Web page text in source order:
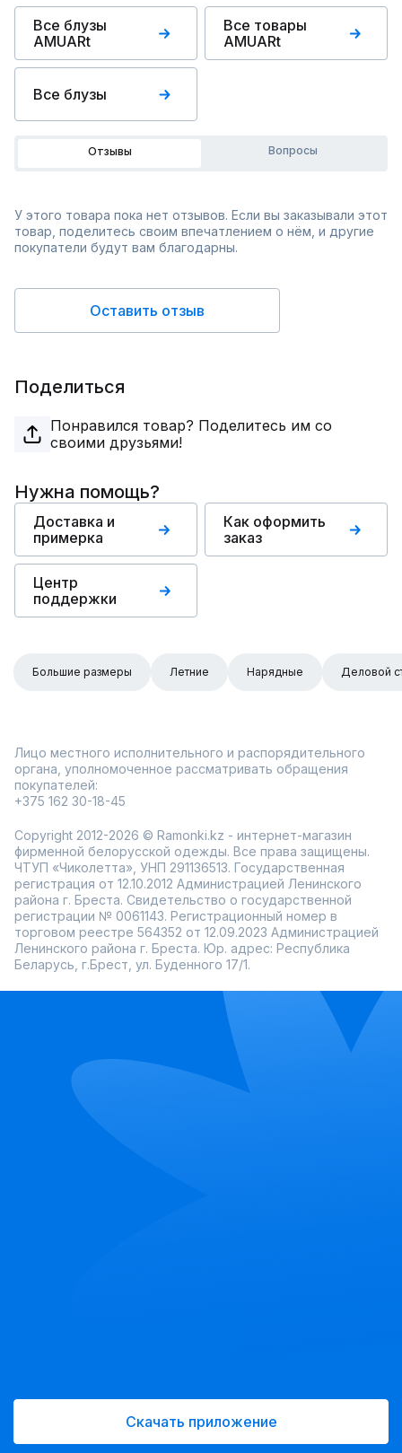
Все блузы
AMUARt
Все товары
AMUARt
Все блузы
Отзывы Вопросы
У этого товара пока нет отзывов. Если вы заказывали этот
товар, поделитесь своим впечатлением о нём, и другие
покупатели будут вам благодарны.
Оставить отзыв
Поделиться
Понравился товар? Поделитесь им со
своими друзьями!
Нужна помощь?
Доставка и
примерка
Как оформить
заказ
Центр
поддержки
Большие размеры Летние Нарядные Деловой
Лицо местного исполнительного и распорядительного
органа, уполномоченное рассматривать обращения
покупателей:
+375 162 30-18-45
Copyright 2012-2026 © Ramonki.kz - интернет-магазин
фирменной белорусской одежды. Все права защищены.
ЧТУП «Чиколетта», УНП 291136513. Государственная
регистрация от 12.10.2012 Администрацией Ленинского
района г. Бреста. Свидетельство о государственной
регистрации № 0061143. Регистрационный номер в
торговом реестре 564352 от 12.09.2023 Администрацией
Ленинского района г. Бреста. Юр. адрес: Республика
Беларусь, г.Брест, ул. Буденного 17/1.
Скачать приложение